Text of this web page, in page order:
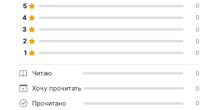
5 0
4 0
3 0
2 0
1 0
Читаю 0
Хочу прочитать 0
Прочитано 0